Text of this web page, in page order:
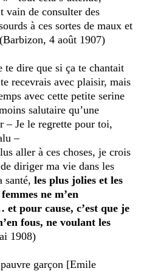
vain de consulter des
à ces sortes de maux et
4 août 1907)
te dire que si ça te chantait
recevrais avec plaisir, mais
avec cette petite serine
salutaire qu’une
– Je le regrette pour toi,
–
aller à ces choses, je crois
diriger ma vie dans les
santé, les plus jolies et les
ne m’en
pour cause, c’est que je
fous, ne voulant les
1908)
garçon [Emile